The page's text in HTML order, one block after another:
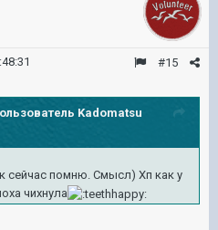
#15
Kadomatsu
сейчас помню. Смысл) Хп как у
чихнула